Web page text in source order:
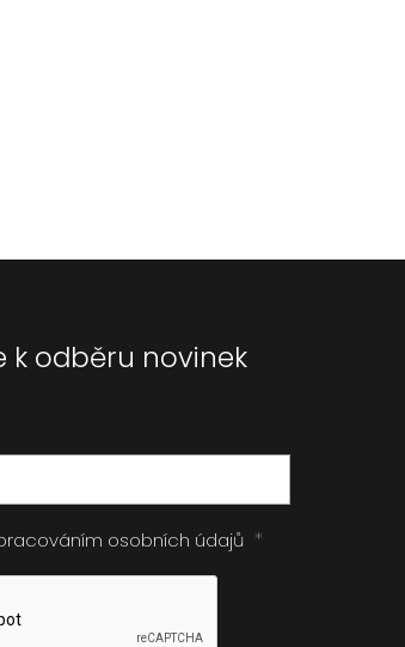
k odběru novinek
osobních údajů *